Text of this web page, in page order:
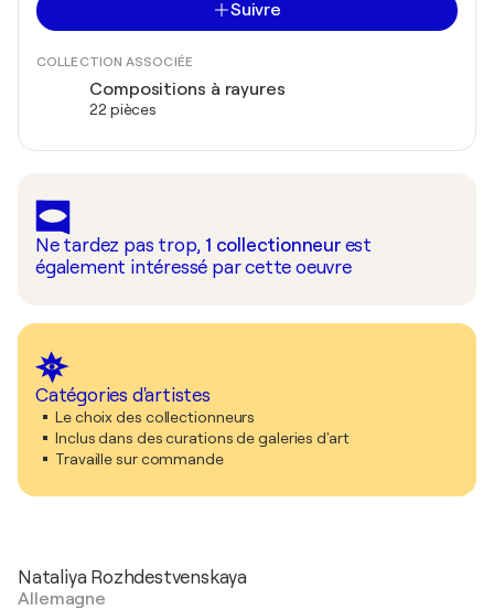
Suivre
COLLECTION ASSOCIÉE
Compositions à rayures
22 pièces
Ne tardez pas trop, 1 collectionneur est
également intéressé par cette oeuvre
Catégories d'artistes
Le choix des collectionneurs
Inclus dans des curations de galeries d'art
Travaille sur commande
Nataliya Rozhdestvenskaya
Allemagne